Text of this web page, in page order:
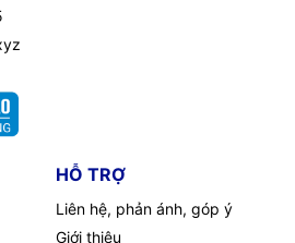
HỖ TRỢ
Liên hệ, phản ánh, góp ý
Giới thiệu